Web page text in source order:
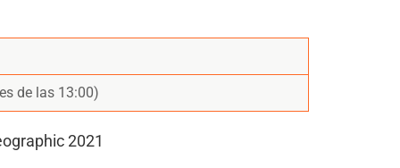
de las 13:00)
2021